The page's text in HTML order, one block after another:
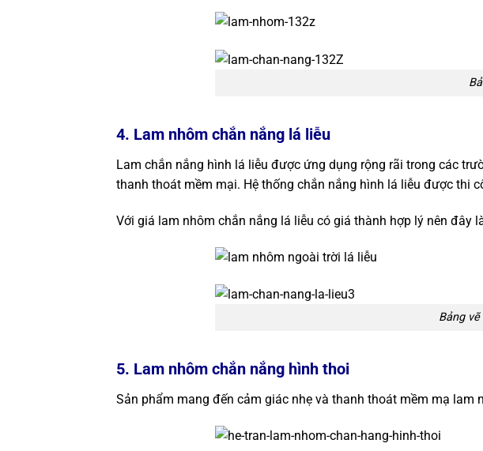
4. Lam nhôm chắn nắng lá liễu
Lam chắn nắng hình lá liễu được ứng dụng rộng rãi trong các
thanh thoát mềm mại. Hệ thống chắn nắng hình lá liễu được thi
Với giá lam nhôm chắn nắng lá liễu có giá thành hợp lý nên
Bảng
5. Lam nhôm chắn nắng hình thoi
Sản phẩm mang đến cảm giác nhẹ và thanh thoát mềm mạ